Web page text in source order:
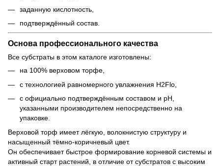
заданную кислотность,
подтверждённый состав.
Основа профессионального качества
Все субстраты в этом каталоге изготовлены:
на 100% верховом торфе,
с технологией равномерного увлажнения H2Flo,
с официально подтверждённым составом и pH,
указанными производителем непосредственно на
упаковке.
Верховой торф имеет лёгкую, волокнистую структуру и
насыщенный тёмно-коричневый цвет.
Он обеспечивает быстрое формирование корневой системы и
активный старт растений, в отличие от субстратов с высоким